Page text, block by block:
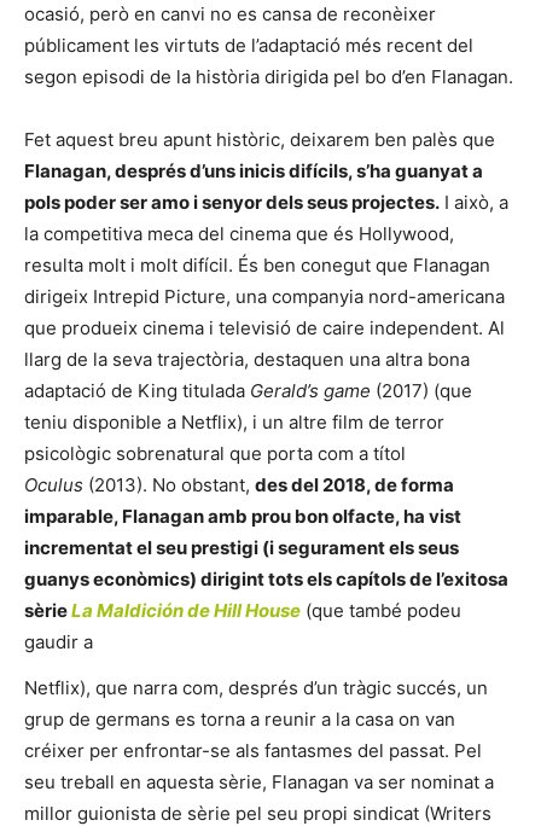
ocasió, però en canvi no es cansa de reconèixer
públicament les virtuts de l’adaptació més recent del
segon episodi de la història dirigida pel bo d’en Flanagan.
Fet aquest breu apunt històric, deixarem ben palès que
Flanagan, després d’uns inicis difícils, s’ha guanyat a
pols poder ser amo i senyor dels seus projectes. I això, a
la competitiva meca del cinema que és Hollywood,
resulta molt i molt difícil. És ben conegut que Flanagan
dirigeix Intrepid Picture, una companyia nord-americana
que produeix cinema i televisió de caire independent. Al
llarg de la seva trajectòria, destaquen una altra bona
adaptació de King titulada Gerald’s game (2017) (que
teniu disponible a Netflix), i un altre film de terror
psicològic sobrenatural que porta com a títol
Oculus (2013). No obstant, des del 2018, de forma
imparable, Flanagan amb prou bon olfacte, ha vist
incrementat el seu prestigi (i segurament els seus
guanys econòmics) dirigint tots els capítols de l’exitosa
sèrieLa Maldición de Hill House (que també podeu
gaudir a
Netflix), que narra com, després d’un tràgic succés, un
grup de germans es torna a reunir a la casa on van
créixer per enfrontar-se als fantasmes del passat. Pel
seu treball en aquesta sèrie, Flanagan va ser nominat a
millor guionista de sèrie pel seu propi sindicat (Writers